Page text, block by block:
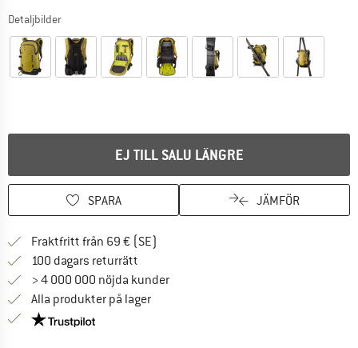
Detaljbilder
EJ TILL SALU LÄNGRE
SPARA JÄMFÖR
Fraktfritt från 69 € (SE)
100 dagars returrätt
> 4 000 000 nöjda kunder
Alla produkter på lager
Trust Pilot-garanti - hitta all information här!